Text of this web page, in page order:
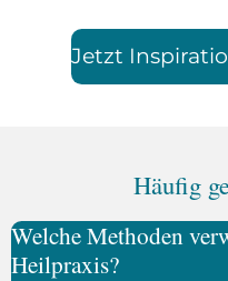
Jetzt
Häufig
Welche Methoden
Heilpraxis?